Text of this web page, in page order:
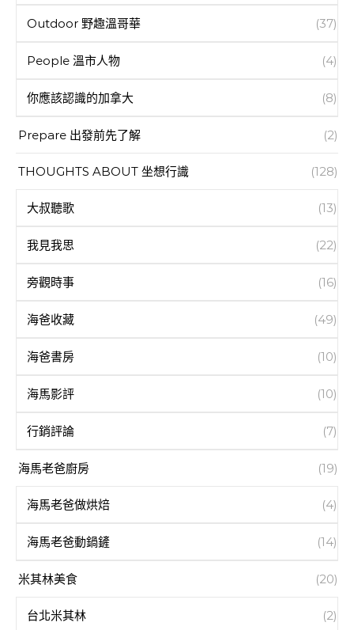
Outdoor 野趣溫哥華 (37)
People 溫市人物 (4)
你應該認識的加拿大 (8)
Prepare 出發前先了解 (2)
THOUGHTS ABOUT 坐想行識 (128)
大叔聽歌 (13)
我見我思 (22)
旁觀時事 (16)
海爸收藏 (49)
海爸書房 (10)
海馬影評 (10)
行銷評論 (7)
海馬老爸廚房 (19)
海馬老爸做烘焙 (4)
海馬老爸動鍋鏟 (14)
米其林美食 (20)
台北米其林 (2)